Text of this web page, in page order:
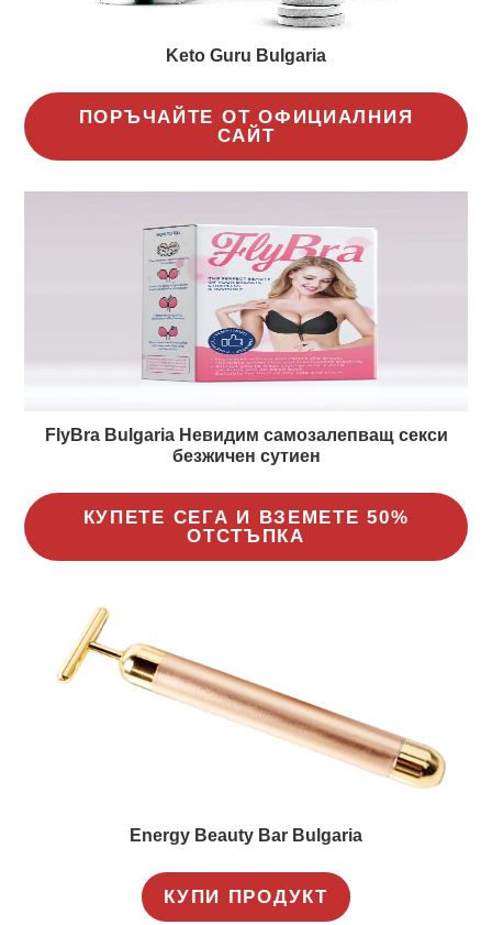
Keto Guru Bulgaria
ПОРЪЧАЙТЕ ОТ ОФИЦИАЛНИЯ
САЙТ
FlyBra Bulgaria Невидим самозалепващ секси
безжичен сутиен
КУПЕТЕ СЕГА И ВЗЕМЕТЕ 50%
ОТСТЪПКА
Energy Beauty Bar Bulgaria
КУПИ ПРОДУКТ